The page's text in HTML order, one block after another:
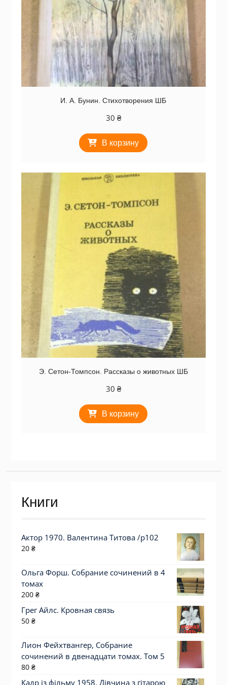
И. А. Бунин. Стихотворения ШБ
30 ₴
В корзину
Э. Сетон-Томпсон. Рассказы о животных ШБ
30 ₴
В корзину
Книги
Актор 1970. Валентина Титова /p102
20 ₴
Ольга Форш. Собрание сочинений в 4
томах
200 ₴
Грег Айлс. Кровная связь
50 ₴
Лион Фейхтвангер, Собрание
сочинений в двенадцати томах. Том 5
80 ₴
Кадр із фільму 1958. Дівчина з гітарою